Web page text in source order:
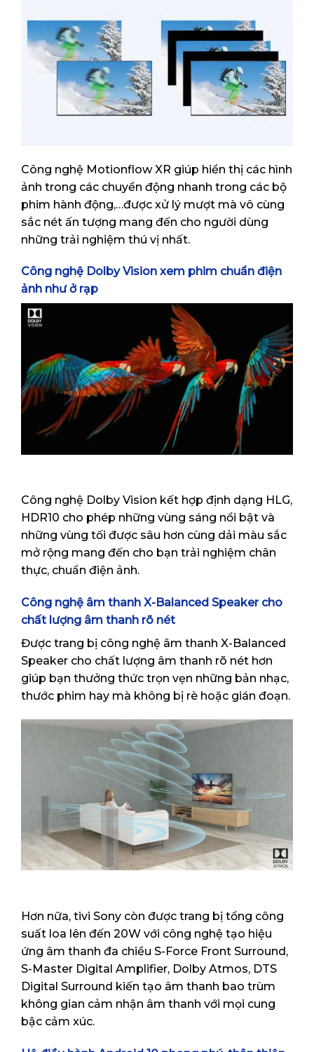
Công nghệ Motionflow XR giúp hiển thị các hình
ảnh trong các chuyển động nhanh trong các bộ
phim hành động,…được xử lý mượt mà vô cùng
sắc nét ấn tượng mang đến cho người dùng
những trải nghiệm thú vị nhất.
Công nghệ Dolby Vision xem phim chuẩn điện
ảnh như ở rạp
Công nghệ Dolby Vision kết hợp định dạng HLG,
HDR10 cho phép những vùng sáng nổi bật và
những vùng tối được sâu hơn cùng dải màu sắc
mở rộng mang đến cho bạn trải nghiệm chân
thực, chuẩn điện ảnh.
Công nghệ âm thanh X-Balanced Speaker cho
chất lượng âm thanh rõ nét
Được trang bị công nghệ âm thanh X-Balanced
Speaker cho chất lượng âm thanh rõ nét hơn
giúp bạn thưởng thức trọn vẹn những bản nhạc,
thước phim hay mà không bị rè hoặc gián đoạn.
Hơn nữa, tivi Sony còn được trang bị tổng công
suất loa lên đến 20W với công nghệ tạo hiệu
ứng âm thanh đa chiều S-Force Front Surround,
S-Master Digital Amplifier, Dolby Atmos, DTS
Digital Surround kiến tạo âm thanh bao trùm
không gian cảm nhận âm thanh với mọi cung
bậc cảm xúc.